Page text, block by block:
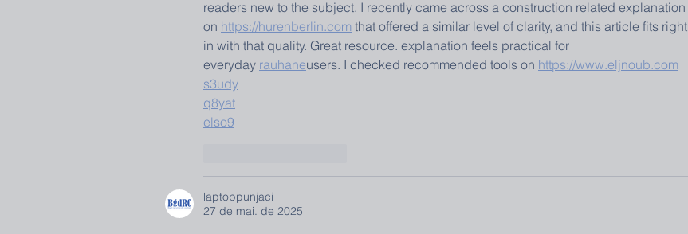
readers new to the subject. I recently came across a construction related explanation
on https://hurenberlin.com that offered a similar level of clarity, and this article fits right
in with that quality. Great resource. explanation feels practical for
everyday rauhaneusers. I checked recommended tools on https://www.eljnoub.com
s3udy
q8yat
elso9
laptoppunjaci
27 de mai. de 2025